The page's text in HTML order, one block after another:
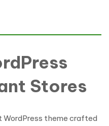
Stores
WordPress theme crafted